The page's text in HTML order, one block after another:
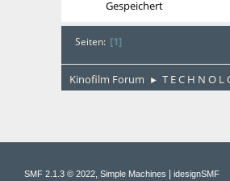
Gespeichert
Seiten 1
Kinofilm Forum ► T E C H N O L
SMF 2.1.3 © 2022, Simple Machines idesignSMF